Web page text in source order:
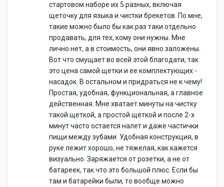
стартовом наборе их 5 разных, включая
щеточку для языка и чистки брекетов. По мне,
такие можно было бы как раз таки отдельно
продавать, для тех, кому они нужны. Мне
лично нет, а в стоимость, они явно заложены.
Вот что смущает во всей этой благодати, так
это цена самой щетки и ее комплектующих -
насадок. В остальном и придраться не к чему!
Простая, удобная, функциональная, а главное
действенная. Мне хватает минуты на чистку
такой щеткой, а простой щеткой и после 2-х
минут часто остается налет и даже частички
пищи между зубами. Удобная конструкция, в
руке лежит хорошо, не тяжелая, как кажется
визуально. Заряжается от розетки, а не от
батареек, так что это большой плюс. Если бы
там и батарейки были, то вообще можно